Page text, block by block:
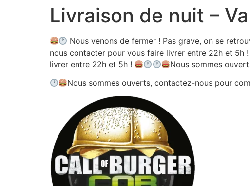
Livraison de nuit –
Nous venons de fermer ! Pas grave, on se
nous contacter pour vous faire livrer entre 22h et 5h !
livrer entre 22h et 5h !
Nous sommes
Nous sommes ouverts, contactez-nous pour